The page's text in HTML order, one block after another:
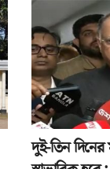
দুই-তিন